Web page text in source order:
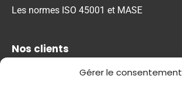
Gérer le consentement
Les normes ISO 45001 et MASE
Nos clients